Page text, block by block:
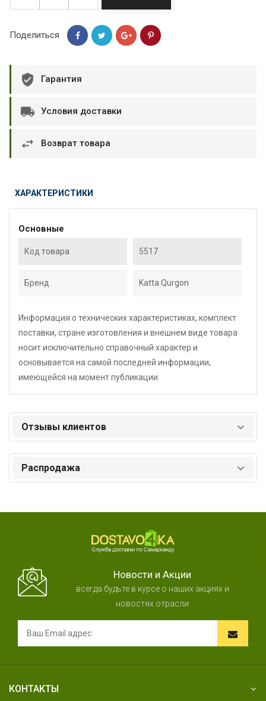
Поделиться
Гарантия
Условия доставки
Возврат товара
ХАРАКТЕРИСТИКИ
Основные
Код товара 5517
Бренд Katta Qurgon
Информация о технических характеристиках, комплект
поставки, стране изготовления и внешнем виде товара
носит исключительно справочный характер и
основывается на самой последней информации,
имеющейся на момент публикации.
Отзывы клиентов
Распродажа
Новости и Акции
всегда будьте в курсе о наших акциях и
новостях отрасли
КОНТАКТЫ